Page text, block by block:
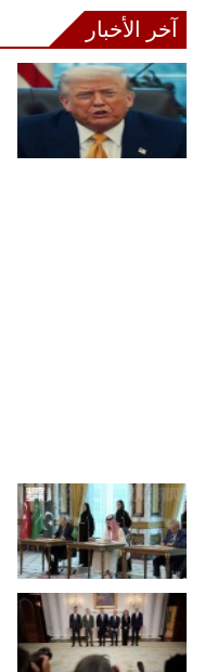
آخر الأخبار